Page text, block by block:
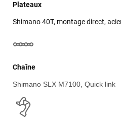
Plateaux
Shimano 40T, montage direct,
Chaîne
Shimano SLX M7100, Quick link